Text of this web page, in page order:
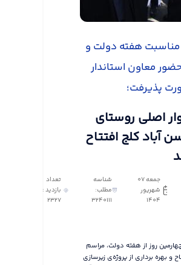
مناسبت هفته دولت و
معاون استاندار
پذیرفت؛
اصلی روستای
آباد کلج افتتاح
جمعه 07
شهریور
1404
شناسه
مطلب:
3240111
تعداد
بازدید :
2327
روز از هفته دولت، مراسم
و بهره برداری از پروژه‌ی زیرسازی